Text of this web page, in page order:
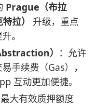
Prague（布拉
拉）
升级，重点
。
） ：允许
手续费（Gas），
互动更加便捷。
大有效质押额度